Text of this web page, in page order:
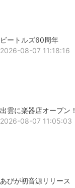
ビートルズ60周年
2026-08-07 11:18:16
出雲に楽器店オープン！
2026-08-07 11:05:03
あびが初音源リリース